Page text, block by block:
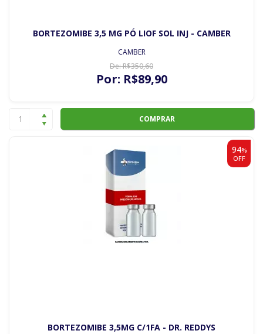
BORTEZOMIBE 3,5 MG PÓ LIOF SOL INJ - CAMBER
CAMBER
De:R$350,60
Por: R$89,90
COMPRAR
94%
OFF
BORTEZOMIBE 3,5MG C/1FA - DR. REDDYS